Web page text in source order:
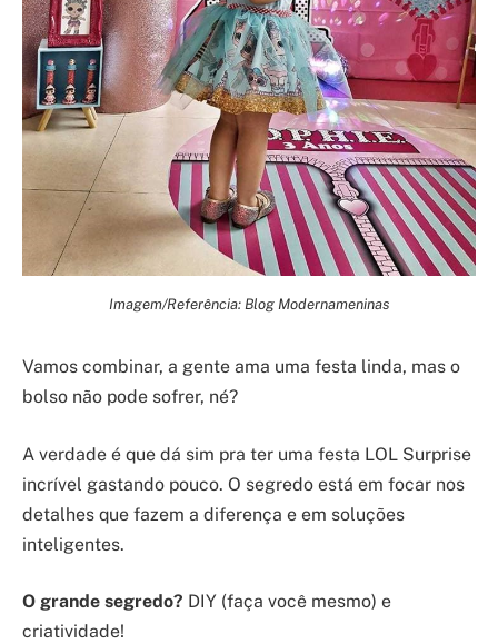
Imagem/Referência: Blog Modernameninas
Vamos combinar, a gente ama uma festa linda, mas o
bolso não pode sofrer, né?
A verdade é que dá sim pra ter uma festa LOL Surprise
incrível gastando pouco. O segredo está em focar nos
detalhes que fazem a diferença e em soluções
inteligentes.
O grande segredo? DIY (faça você mesmo) e
criatividade!